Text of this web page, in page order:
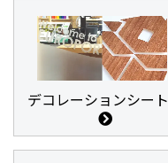
デコレーションシート